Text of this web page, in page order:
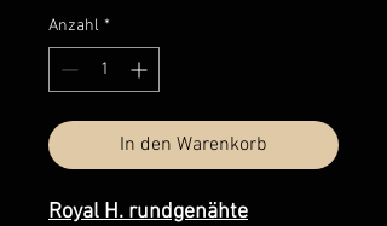
Anzahl *
In den Warenkorb
Royal H. rundgenähte